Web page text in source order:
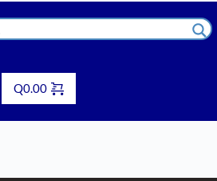
Q0.00